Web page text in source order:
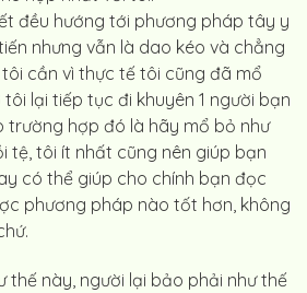
đều hướng tới phương pháp tây y
nhưng vẫn là dao kéo và chẳng
cần vì thực tế tôi cũng đã mổ
lại tiếp tục đi khuyên 1 người bạn
trường hợp đó là hãy mổ bỏ như
tệ, tôi ít nhất cũng nên giúp bạn
có thể giúp cho chính bạn đọc
phương pháp nào tốt hơn, không
thế này, người lại bảo phải như thế